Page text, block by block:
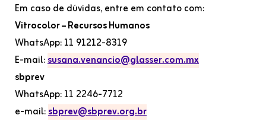
Em caso de dúvidas, entre em contato com:
Vitrocolor – Recursos Humanos
WhatsApp: 11 91212-8319
E-mail:susana.venancio@glasser.com.mx
sbprev
WhatsApp: 11 2246-7712
e-mail:sbprev@sbprev.org.br